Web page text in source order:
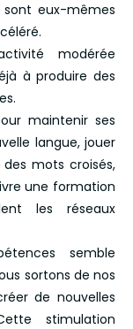
sont eux-mêmes
modérée
à produire des
maintenir ses
langue, jouer
mots croisés,
une formation
les réseaux
semble
sortons de nos
de nouvelles
stimulation